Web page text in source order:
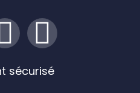
F
a
L
i
sécurisé